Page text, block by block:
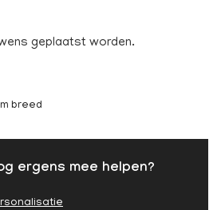
geplaatst worden.
breed
ergens mee helpen?